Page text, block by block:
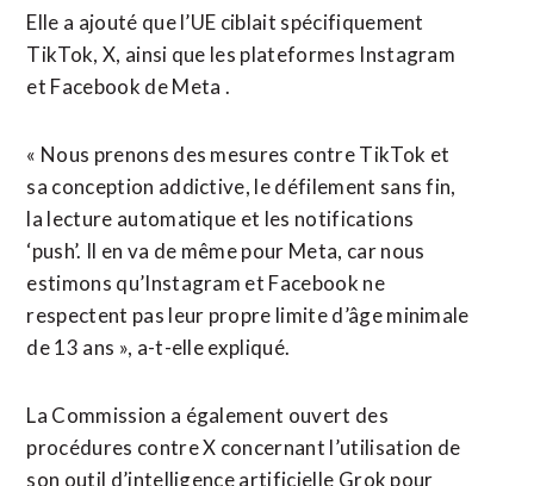
Elle a ajouté que l’UE ciblait spécifiquement
TikTok, X, ainsi que les plateformes Instagram
et Facebook de ‌Meta .
« Nous prenons des ​mesures contre TikTok et
sa conception addictive, le défilement sans fin,
la lecture automatique ​et les notifications
‘push’. Il en va de même pour Meta, car nous
estimons qu’Instagram et Facebook ne
respectent pas leur propre limite d’âge minimale
de 13 ans », a-t-elle expliqué.
La Commission a également ouvert des
procédures contre X concernant l’utilisation de
son outil d’intelligence artificielle ⁠Grok pour